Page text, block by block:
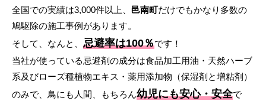
全国での実績は3,000件以上、 邑南町だけでもかなり多数の
鳩駆除の施工事例があります。
そして、なんと、 忌避率は100％です！
当社が使っている忌避剤の成分は食品加工用油・天然ハーブ
系及びローズ種植物エキス・薬用添加物（保湿剤と増粘剤）
のみで、鳥にも人間、もちろん幼児にも安心・安全で